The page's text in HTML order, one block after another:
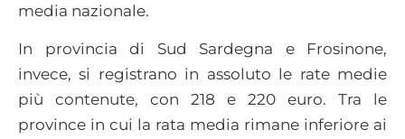
media nazionale.
In provincia di Sud Sardegna e Frosinone,
invece, si registrano in assoluto le rate medie
più contenute, con 218 e 220 euro. Tra le
province in cui la rata media rimane inferiore ai